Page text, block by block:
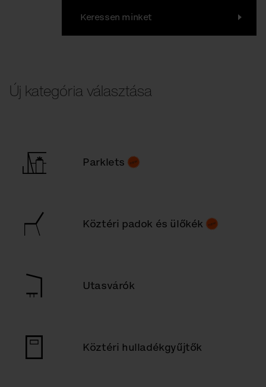
Keressen minket
Új kategória választása
Parklets
Köztéri padok és ülőkék
Utasvárók
Köztéri hulladékgyűjtők